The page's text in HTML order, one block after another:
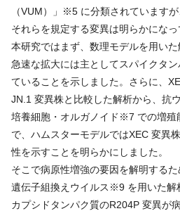
（VUM）」※5 に分類されています
それらを規定する変異は明らかになっ
本研究ではまず、数理モデルを用い
急速な拡大には主としてスパイクタ
ていることを示しました。さらに、
JN.1 変異株と比較した解析から、抗
培養細胞・オルガノイド※7 での増殖
で、ハムスターモデルではXEC 変異
性を示すことを明らかにしました。
そこで病原性増強の要因を解明する
遺伝子組換えウイルス※9 を用いた解
カプシドタンパク質のR204P 変異が